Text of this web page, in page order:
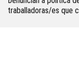
traballadoras/es que